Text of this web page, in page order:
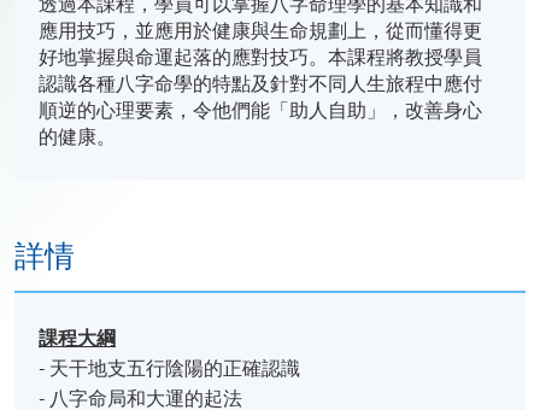
應用技巧，並應用於健康與生命規劃上，從而懂得更
好地掌握與命運起落的應對技巧。本課程將教授學員
認識各種八字命學的特點及針對不同人生旅程中應付
順逆的心理要素，令他們能「助人自助」，改善身心
的健康。
詳情
課程大綱
- 天干地支五行陰陽的正確認識
- 八字命局和大運的起法